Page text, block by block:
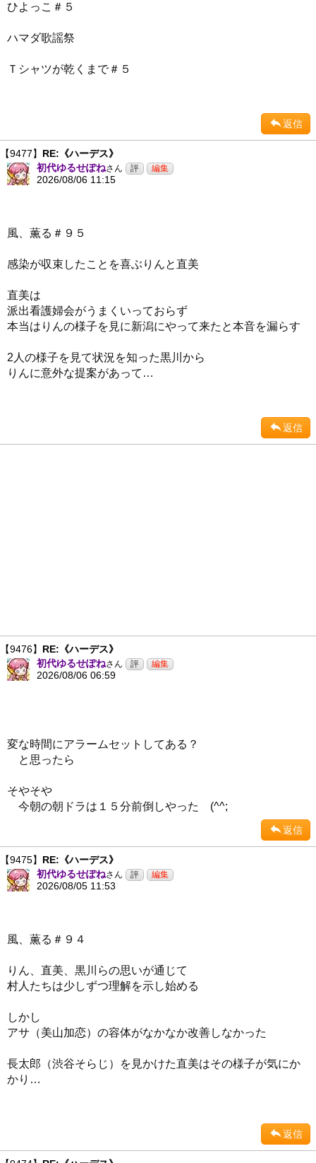
ひよっこ＃５
ハマダ歌謡祭
Ｔシャツが乾くまで＃５
返信
【9477】 RE:《ハーデス》
初代ゆるせぽねさん
2026/08/06 11:15
風、薫る＃９５
感染が収束したことを喜ぶりんと直美
直美は
派出看護婦会がうまくいっておらず
本当はりんの様子を見に新潟にやって来たと本音を漏らす
2人の様子を見て状況を知った黒川から
りんに意外な提案があって…
返信
【9476】 RE:《ハーデス》
初代ゆるせぽねさん
2026/08/06 06:59
変な時間にアラームセットしてある？
と思ったら
そやそや
今朝の朝ドラは１５分前倒しやった (^^;
返信
【9475】 RE:《ハーデス》
初代ゆるせぽねさん
2026/08/05 11:53
風、薫る＃９４
りん、直美、黒川らの思いが通じて
村人たちは少しずつ理解を示し始める
しかし
アサ（美山加恋）の容体がなかなか改善しなかった
長太郎（渋谷そらじ）を見かけた直美はその様子が気にか
かり…
返信